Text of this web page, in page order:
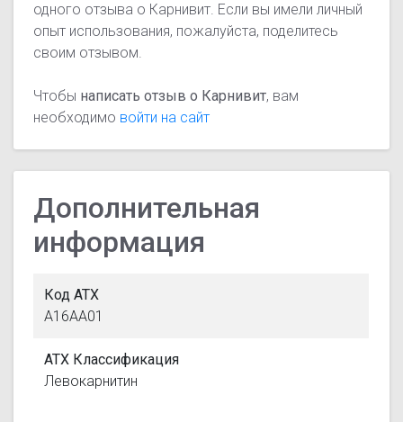
одного отзыва о Карнивит. Если вы имели личный
опыт использования, пожалуйста, поделитесь
своим отзывом.
Чтобы написать отзыв о Карнивит, вам
необходимо войти на сайт
Дополнительная
информация
Код АТХ
A16AA01
АТХ Классификация
Левокарнитин